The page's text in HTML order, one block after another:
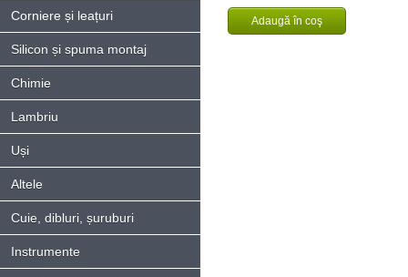
Corniere și leațuri
Silicon și spuma montaj
Chimie
Lambriu
Uși
Altele
Cuie, dibluri, șuruburi
Instrumente